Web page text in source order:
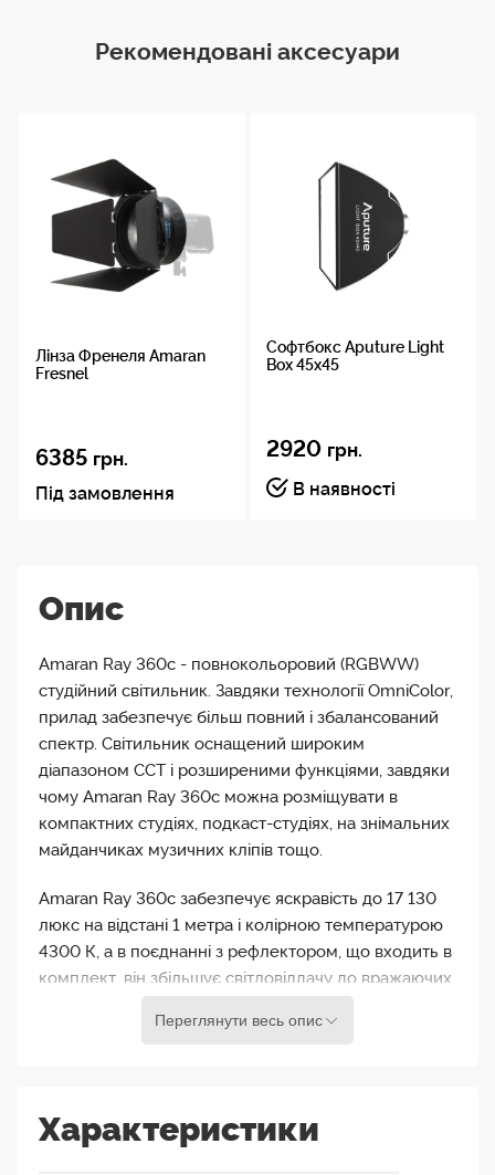
Рекомендовані аксесуари
Лінза Френеля Amaran
Fresnel
6385 грн.
Під замовлення
Cофтбокс Aputure Light
Box 45x45
2920 грн.
В наявності
Опис
Amaran Ray 360c - повнокольоровий (RGBWW)
студійний світильник. Завдяки технології OmniColor,
прилад забезпечує більш повний і збалансований
спектр. Світильник оснащений широким
діапазоном CCT і розширеними функціями, завдяки
чому Amaran Ray 360c можна розміщувати в
компактних студіях, подкаст-студіях, на знімальних
майданчиках музичних кліпів тощо.
Amaran Ray 360c забезпечує яскравість до 17 130
люкс на відстані 1 метра і колірною температурою
4300 К, а в поєднанні з рефлектором, що входить в
комплект, він збільшує світловіддачу до вражаючих
можна придбати лінзу Френеля, яка розширить
Движок OmniColor пропонує розширений колірний
Переглянути весь опис
Характеристики